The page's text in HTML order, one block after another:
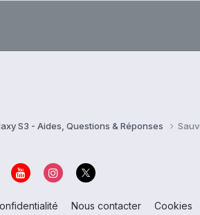
S3 - Aides, Questions & Réponses
Nous contacter Cookies